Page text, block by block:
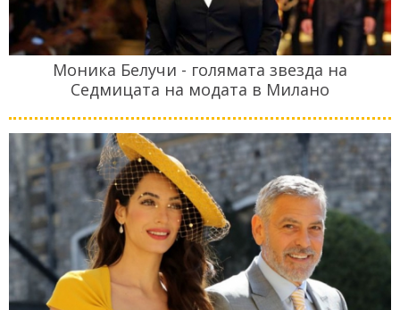
Моника Белучи - голямата звезда на
Седмицата на модата в Милано